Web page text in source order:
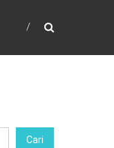
Cari